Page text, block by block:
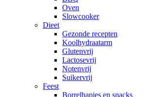
Oven
Slowcooker
Dieet
Gezonde recepten
Koolhydraatarm
Glutenvrij
Lactosevrij
Notenvrij
Suikervrij
Feest
Borrelhapjes en snacks